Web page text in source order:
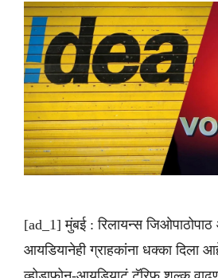
[ad_1] मुंबई : रिलायन्स जिओपाठोपाठ
आयडियानेही ग्राहकांना धक्का दिला